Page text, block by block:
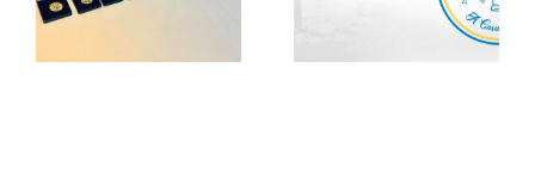
Bacheliers 2026